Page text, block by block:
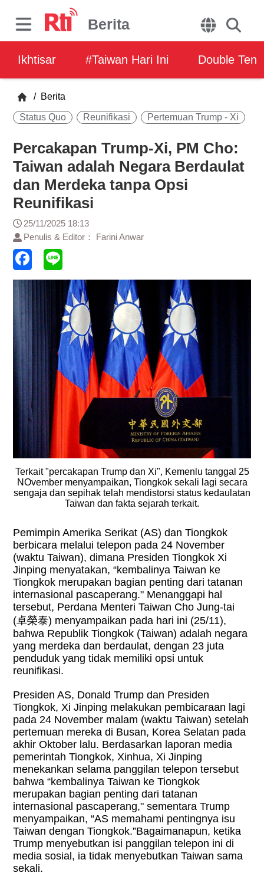
Berita
Ikhtisar #Taiwan Hari Ini Double Ten
/ Berita
Status Quo Reunifikasi Pertemuan Trump - Xi
Percakapan Trump-Xi, PM Cho:
Taiwan adalah Negara Berdaulat
dan Merdeka tanpa Opsi
Reunifikasi
25/11/2025 18:13
Penulis & Editor： Farini Anwar
Terkait "percakapan Trump dan Xi", Kemenlu tanggal 25
NOvember menyampaikan, Tiongkok sekali lagi secara
sengaja dan sepihak telah mendistorsi status kedaulatan
Taiwan dan fakta sejarah terkait.
Pemimpin Amerika Serikat (AS) dan Tiongkok
berbicara melalui telepon pada 24 November
(waktu Taiwan), dimana Presiden Tiongkok Xi
Jinping menyatakan, “kembalinya Taiwan ke
Tiongkok merupakan bagian penting dari tatanan
internasional pascaperang." Menanggapi hal
tersebut, Perdana Menteri Taiwan Cho Jung-tai
(卓榮泰) menyampaikan pada hari ini (25/11),
bahwa Republik Tiongkok (Taiwan) adalah negara
yang merdeka dan berdaulat, dengan 23 juta
penduduk yang tidak memiliki opsi untuk
reunifikasi.
Presiden AS, Donald Trump dan Presiden
Tiongkok, Xi Jinping melakukan pembicaraan lagi
pada 24 November malam (waktu Taiwan) setelah
pertemuan mereka di Busan, Korea Selatan pada
akhir Oktober lalu. Berdasarkan laporan media
pemerintah Tiongkok, Xinhua, Xi Jinping
menekankan selama panggilan telepon tersebut
bahwa “kembalinya Taiwan ke Tiongkok
merupakan bagian penting dari tatanan
internasional pascaperang," sementara Trump
menyampaikan, “AS memahami pentingnya isu
Taiwan dengan Tiongkok.”Bagaimanapun, ketika
Trump menyebutkan isi panggilan telepon ini di
media sosial, ia tidak menyebutkan Taiwan sama
sekali.